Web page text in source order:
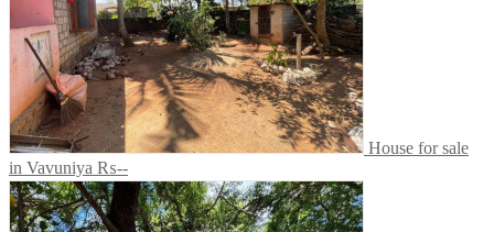
House for sale
in Vavuniya ₨--